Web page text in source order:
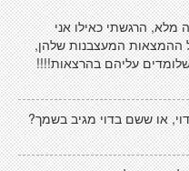
מלא, הרגשתי כאילו אני
ההמצאות המעצבנות שלהן,
עליהם בהרצאות!!!!
או ששם בדוי מגיב בשמך?